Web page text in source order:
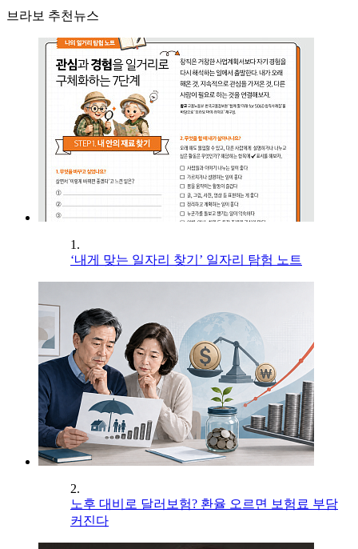
브라보 추천뉴스
1.
‘내게 맞는 일자리 찾기’ 일자리 탐험 노트
2.
노후 대비로 달러보험? 환율 오르면 보험료 부담
커진다